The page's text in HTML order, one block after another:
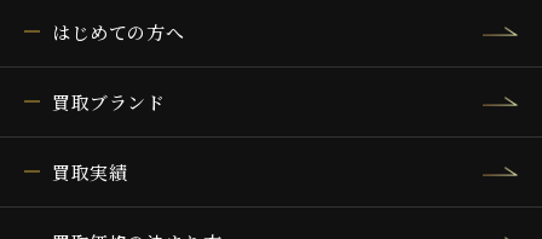
はじめての方へ
買取ブランド
買取実績